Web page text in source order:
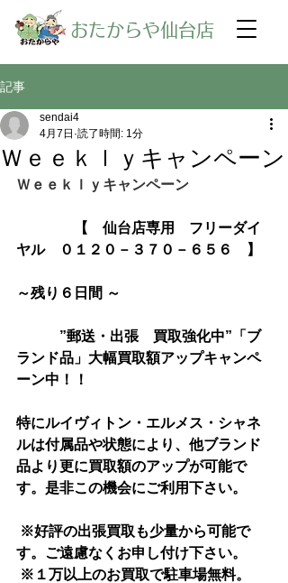
​おたからや仙台店
記事
Ｗｅｅｋｌｙキャンペーン
sendai4
4月7日 読了時間: 1分
Ｗｅｅｋｌｙキャンペーン
【　仙台店専用　フリーダイ
ヤル　０１２０－３７０－６５６　】
～残り６日間 ～
”郵送・出張　買取強化中”「ブ
ランド品」大幅買取額アップキャンペ
ーン中！！
特にルイヴィトン・エルメス・シャネ
ルは付属品や状態により、他ブランド
品より更に買取額のアップが可能で
す。是非この機会にご利用下さい。
※好評の出張買取も少量から可能で
す。ご遠慮なくお申し付け下さい。
※１万以上のお買取で駐車場無料。